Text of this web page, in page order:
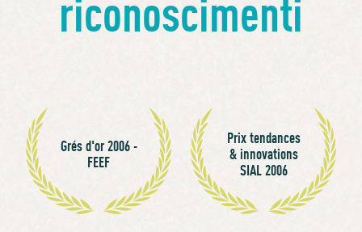
Grés d'or 2006 -
FEEF
Prix tendances
& innovations
SIAL 2006